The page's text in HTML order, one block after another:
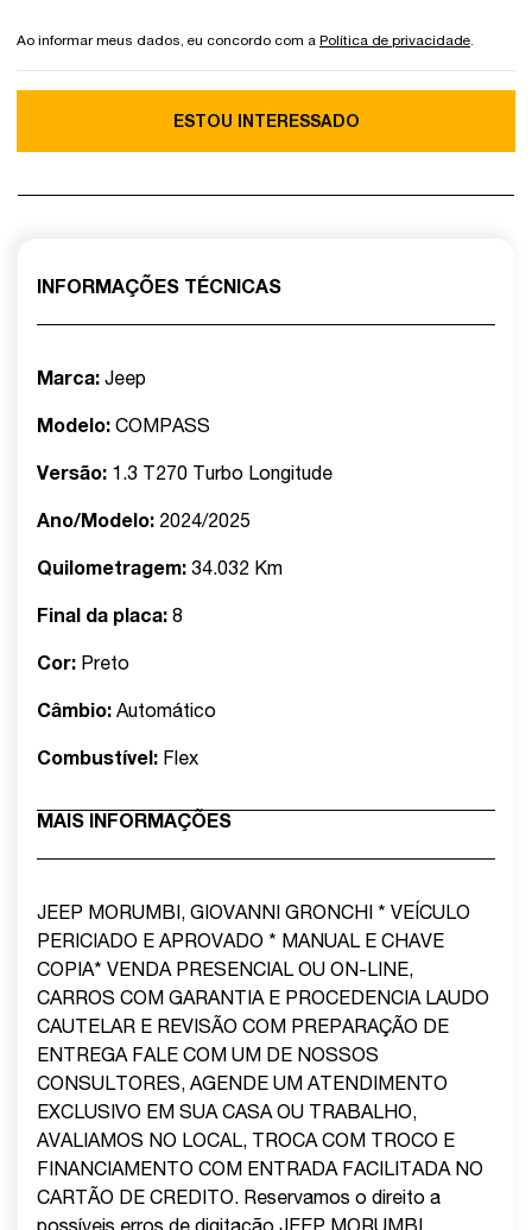
Ao informar meus dados, eu concordo com a Política de privacidade.
ESTOU INTERESSADO
INFORMAÇÕES TÉCNICAS
Marca: Jeep
Modelo: COMPASS
Versão: 1.3 T270 Turbo Longitude
Ano/Modelo: 2024/2025
Quilometragem: 34.032 Km
Final da placa: 8
Cor: Preto
Câmbio: Automático
Combustível: Flex
MAIS INFORMAÇÕES
JEEP MORUMBI, GIOVANNI GRONCHI * VEÍCULO
PERICIADO E APROVADO * MANUAL E CHAVE
COPIA* VENDA PRESENCIAL OU ON-LINE,
CARROS COM GARANTIA E PROCEDENCIA LAUDO
CAUTELAR E REVISÃO COM PREPARAÇÃO DE
ENTREGA FALE COM UM DE NOSSOS
CONSULTORES, AGENDE UM ATENDIMENTO
EXCLUSIVO EM SUA CASA OU TRABALHO,
AVALIAMOS NO LOCAL, TROCA COM TROCO E
FINANCIAMENTO COM ENTRADA FACILITADA NO
CARTÃO DE CREDITO. Reservamos o direito a
possíveis erros de digitação JEEP MORUMBI,